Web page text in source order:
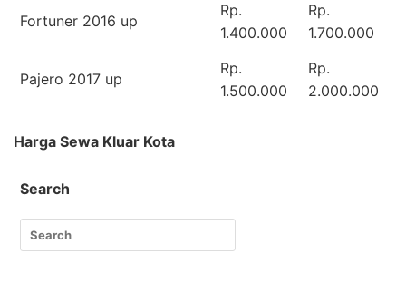
Fortuner 2016 up
Rp.
1.400.000
Rp.
1.700.000
Pajero 2017 up
Rp.
1.500.000
Rp.
2.000.000
Harga Sewa Kluar Kota
Search